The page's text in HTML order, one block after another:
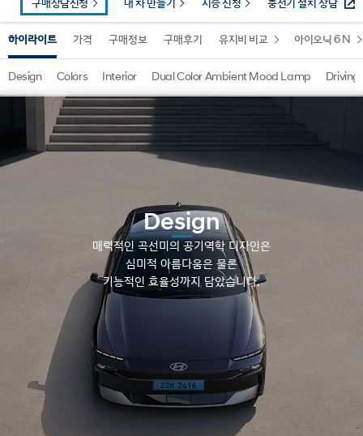
하이라이트 가격 구매정보 구매후기 유지비 비교 아이오닉 6 N
구매상담신청 내 차 만들기 시승 신청 충전기 설치 상담
Design Colors Interior Dual Color Ambient Mood Lamp Driving
Design
매력적인 곡선미의 공기역학 디자인은
심미적 아름다움은 물론
기능적인 효율성까지 담았습니다.